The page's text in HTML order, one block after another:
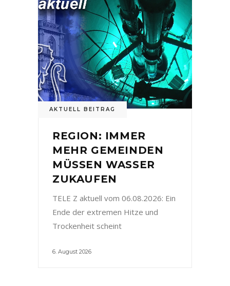
AKTUELL BEITRAG
REGION: IMMER
MEHR GEMEINDEN
MÜSSEN WASSER
ZUKAUFEN
TELE Z aktuell vom 06.08.2026: Ein
Ende der extremen Hitze und
Trockenheit scheint
6. August 2026